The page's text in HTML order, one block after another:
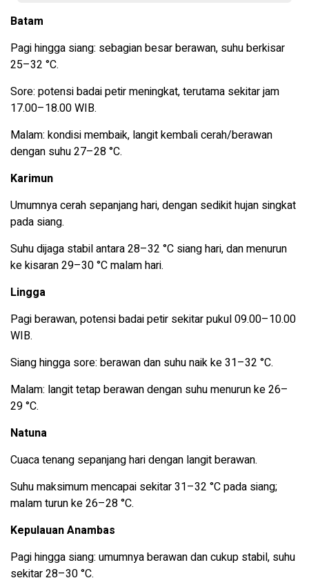
Batam
Pagi hingga siang: sebagian besar berawan, suhu berkisar
25–32 °C.
Sore: potensi badai petir meningkat, terutama sekitar jam
17.00–18.00 WIB.
Malam: kondisi membaik, langit kembali cerah/berawan
dengan suhu 27–28 °C.
Karimun
Umumnya cerah sepanjang hari, dengan sedikit hujan singkat
pada siang.
Suhu dijaga stabil antara 28–32 °C siang hari, dan menurun
ke kisaran 29–30 °C malam hari.
Lingga
Pagi berawan, potensi badai petir sekitar pukul 09.00–10.00
WIB.
Siang hingga sore: berawan dan suhu naik ke 31–32 °C.
Malam: langit tetap berawan dengan suhu menurun ke 26–
29 °C.
Natuna
Cuaca tenang sepanjang hari dengan langit berawan.
Suhu maksimum mencapai sekitar 31–32 °C pada siang;
malam turun ke 26–28 °C.
Kepulauan Anambas
Pagi hingga siang: umumnya berawan dan cukup stabil, suhu
sekitar 28–30 °C.